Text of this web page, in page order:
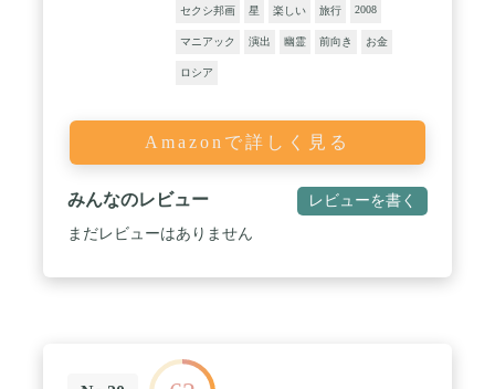
セクシ邦画 星 楽しい 旅行 2008
マニアック 演出 幽霊 前向き お金
ロシア
Amazonで詳しく見る
みんなのレビュー レビューを書く
まだレビューはありません